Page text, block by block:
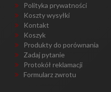
Polityka prywatności
Koszty wysyłki
Kontakt
Koszyk
Produkty do porównania
Zadaj pytanie
Protokół reklamacji
Formularz zwrotu